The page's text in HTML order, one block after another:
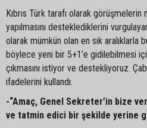
Kıbrıs Türk tarafı olarak görüşmelerin
yapılmasını desteklediklerini
olarak mümkün olan en sık aralıklarla
böylece yeni bir 5+1’e gidilebilmesi
çıkmasını istiyor ve destekliyoruz.
ifadelerini kullandı.
-“Amaç, Genel Sekreter’in bize
ve tatmin edici bir şekilde yerine